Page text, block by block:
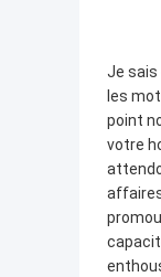
Je sais
les
point
votre